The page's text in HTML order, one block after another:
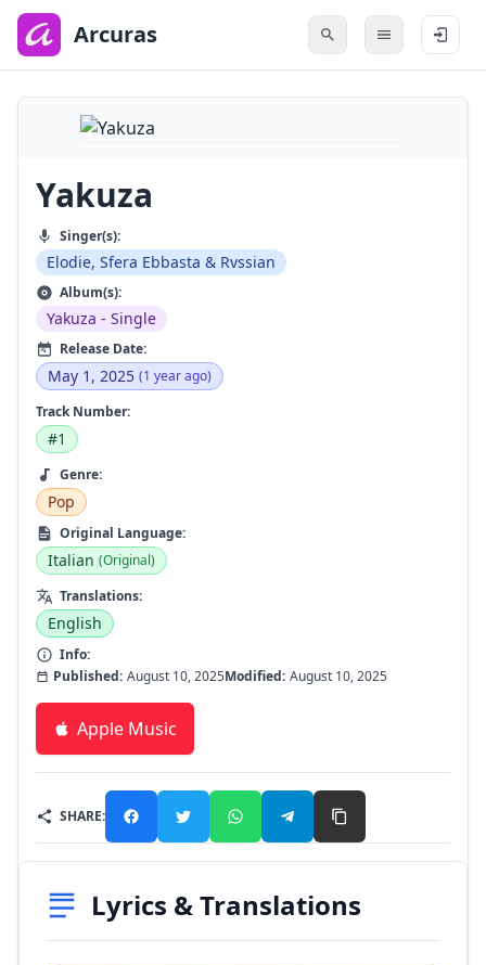
main
content
Arcuras
Yakuza
Singer(s):
Elodie, Sfera Ebbasta & Rvssian
Album(s):
Yakuza - Single
Release Date:
May 1, 2025 (1 year ago)
Track Number:
#1
Genre:
Pop
Original Language:
Italian (Original)
Translations:
English
Info:
Published: August 10, 2025Modified: August 10, 2025
Apple Music
SHARE:
Lyrics & Translations